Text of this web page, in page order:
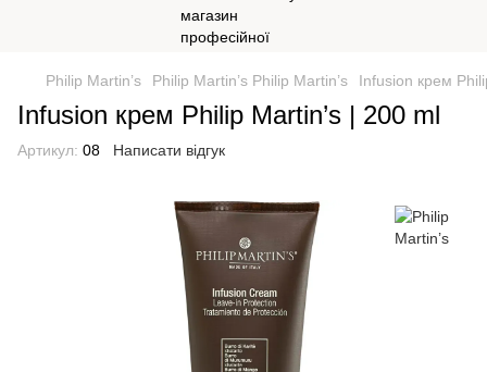
Philip Martin’s Philip Martin’s Philip Martin’s Infusion крем
Infusion крем Philip Martin’s | 200 ml
Артикул: 08 Написати відгук